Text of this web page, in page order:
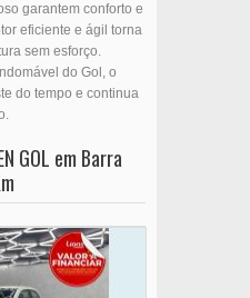
garantem conforto e
eficiente e ágil torna
sem esforço.
do Gol, o
do tempo e continua
GOL em Barra